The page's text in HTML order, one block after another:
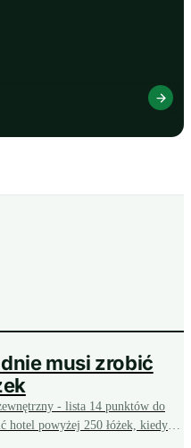
musi zrobić
- lista 14 punktów do
hotel powyżej 250 łóżek, kiedy